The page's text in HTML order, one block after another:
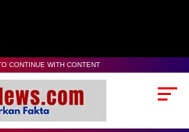
CONTINUE WITH CONTENT